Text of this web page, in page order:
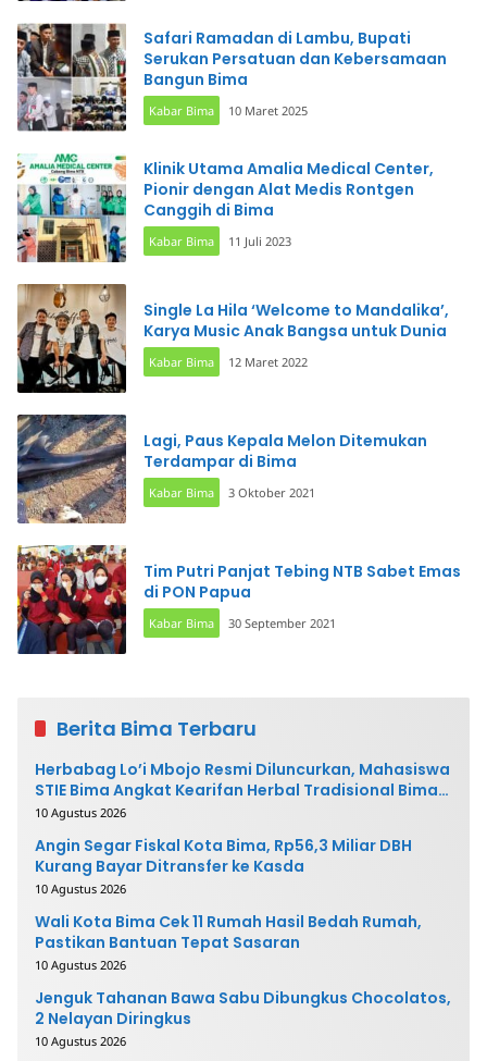
Safari Ramadan di Lambu, Bupati
Serukan Persatuan dan Kebersamaan
Bangun Bima
Kabar Bima 10 Maret 2025
Klinik Utama Amalia Medical Center,
Pionir dengan Alat Medis Rontgen
Canggih di Bima
Kabar Bima 11 Juli 2023
Single La Hila ‘Welcome to Mandalika’,
Karya Music Anak Bangsa untuk Dunia
Kabar Bima 12 Maret 2022
Lagi, Paus Kepala Melon Ditemukan
Terdampar di Bima
Kabar Bima 3 Oktober 2021
Tim Putri Panjat Tebing NTB Sabet Emas
di PON Papua
Kabar Bima 30 September 2021
Berita Bima Terbaru
Herbabag Lo’i Mbojo Resmi Diluncurkan, Mahasiswa
STIE Bima Angkat Kearifan Herbal Tradisional Bima
ke Pasar Modern
10 Agustus 2026
Angin Segar Fiskal Kota Bima, Rp56,3 Miliar DBH
Kurang Bayar Ditransfer ke Kasda
10 Agustus 2026
Wali Kota Bima Cek 11 Rumah Hasil Bedah Rumah,
Pastikan Bantuan Tepat Sasaran
10 Agustus 2026
Jenguk Tahanan Bawa Sabu Dibungkus Chocolatos,
2 Nelayan Diringkus
10 Agustus 2026